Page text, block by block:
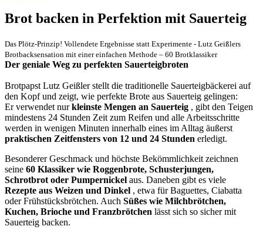
Brot backen in Perfektion mit Sauerteig
Das Plötz-Prinzip! Vollendete Ergebnisse statt Experimente - Lutz Geißlers
Brotbacksensation mit einer einfachen Methode – 60 Brotklassiker
Der geniale Weg zu perfekten Sauerteigbroten
Brotpapst Lutz Geißler stellt die traditionelle Sauerteigbäckerei auf
den Kopf und zeigt, wie perfekte Brote aus Sauerteig gelingen:
Er verwendet nurkleinste Mengen an Sauerteig , gibt den Teigen
mindestens 24 Stunden Zeit zum Reifen und alle Arbeitsschritte
werden in wenigen Minuten innerhalb eines im Alltag äußerst
praktischen Zeitfensters von 12 und 24 Stunden erledigt.
Besonderer Geschmack und höchste Bekömmlichkeit zeichnen
seine 60 Klassiker wie Roggenbrote, Schusterjungen,
Schrotbrot oder Pumpernickel aus. Daneben gibt es viele
Rezepte aus Weizen und Dinkel , etwa für Baguettes, Ciabatta
oder Frühstücksbrötchen. Auch Süßes wie Milchbrötchen,
Kuchen, Brioche und Franzbrötchen lässt sich so sicher mit
Sauerteig backen.